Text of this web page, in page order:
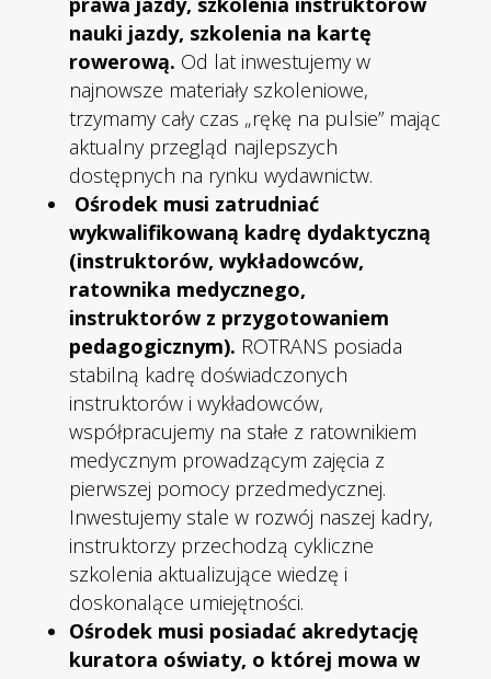
nauki jazdy, szkolenia na kartę
rowerową. Od lat inwestujemy w
najnowsze materiały szkoleniowe,
trzymamy cały czas „rękę na pulsie” mając
aktualny przegląd najlepszych
dostępnych na rynku wydawnictw.
Ośrodek musi zatrudniać
wykwalifikowaną kadrę dydaktyczną
(instruktorów, wykładowców,
ratownika medycznego,
instruktorów z przygotowaniem
pedagogicznym). ROTRANS posiada
stabilną kadrę doświadczonych
instruktorów i wykładowców,
współpracujemy na stałe z ratownikiem
medycznym prowadzącym zajęcia z
pierwszej pomocy przedmedycznej.
Inwestujemy stale w rozwój naszej kadry,
instruktorzy przechodzą cykliczne
szkolenia aktualizujące wiedzę i
doskonalące umiejętności.
Ośrodek musi posiadać akredytację
kuratora oświaty, o której mowa w